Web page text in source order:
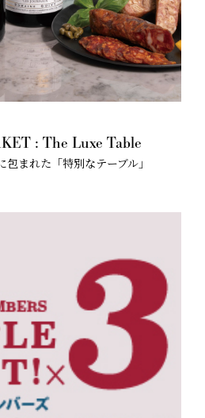
: The Luxe Table
まれた「特別なテーブル」